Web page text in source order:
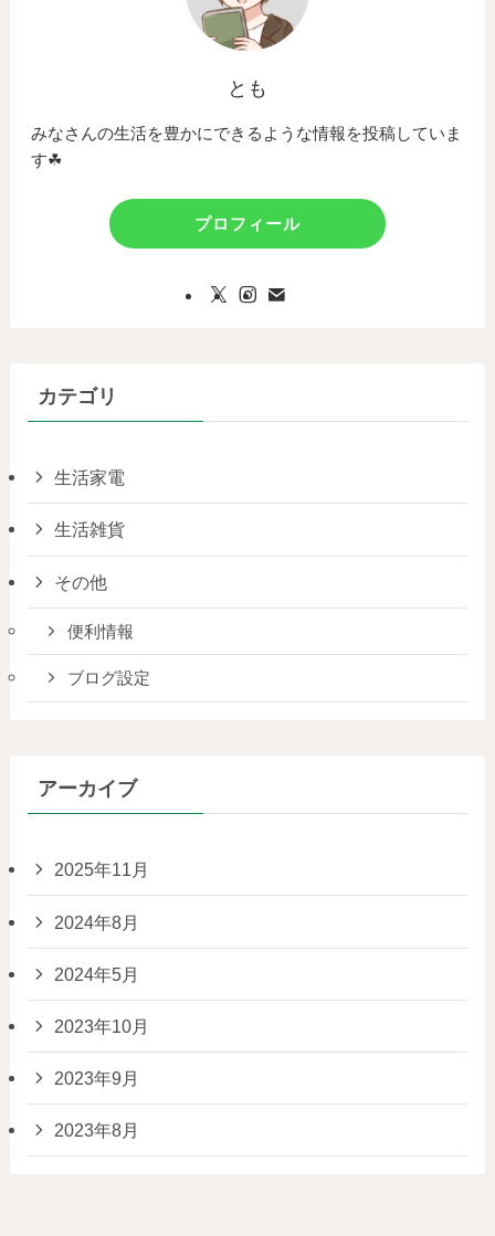
とも
みなさんの生活を豊かにできるような情報を投稿していま
す☘
プロフィール
カテゴリ
生活家電
生活雑貨
その他
便利情報
ブログ設定
アーカイブ
2025年11月
2024年8月
2024年5月
2023年10月
2023年9月
2023年8月